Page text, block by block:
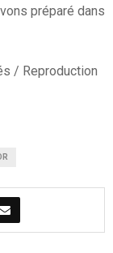
préparé dans
/ Reproduction